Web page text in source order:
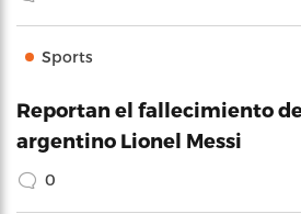
Sports
Reportan el fallecimiento
argentino Lionel Messi
0